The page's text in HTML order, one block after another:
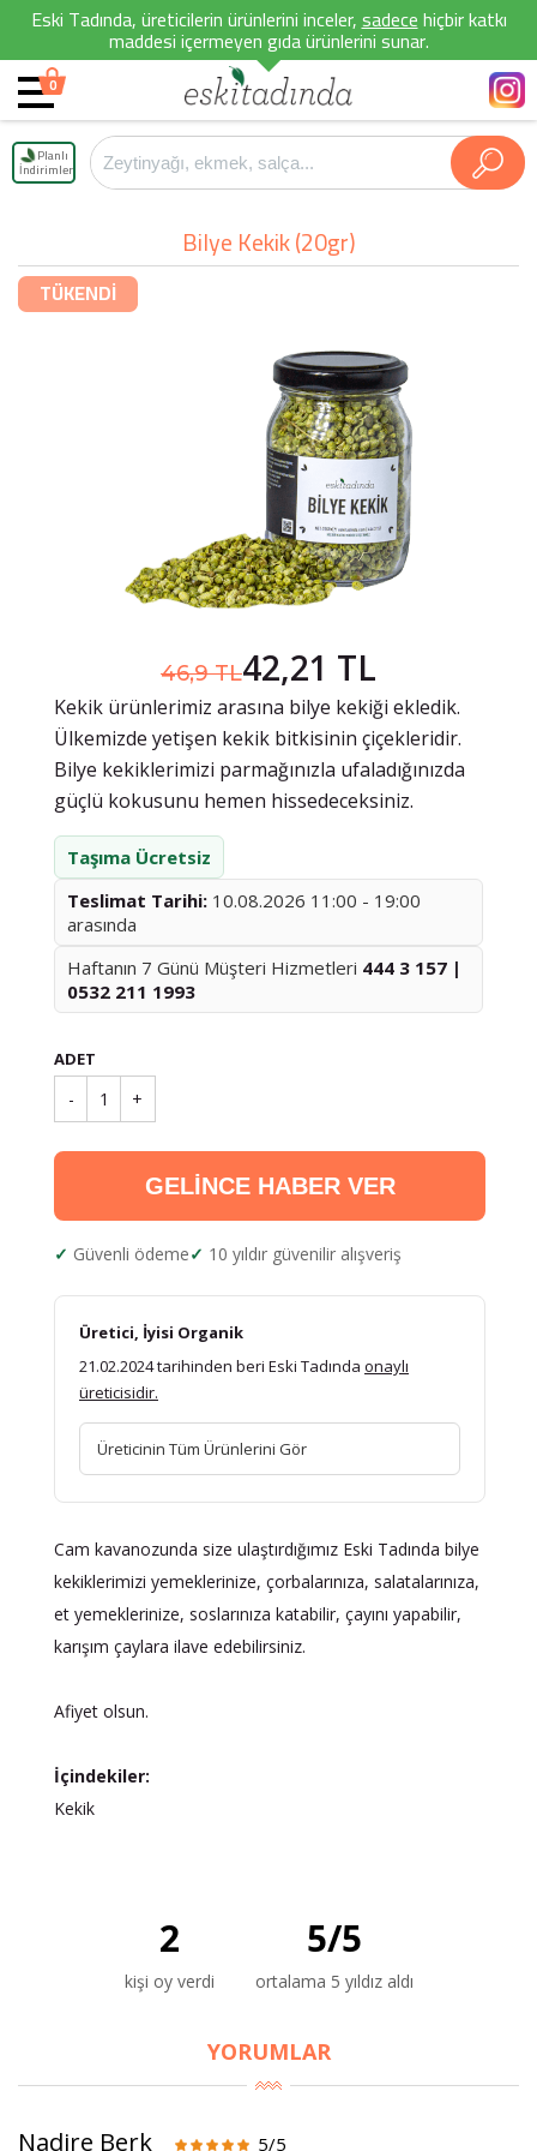
Eski Tadında, üreticilerin ürünlerini inceler,sadecehiçbir katkı
maddesi içermeyen gıda ürünlerini sunar.
0
Planlı
İndirimler
Bilye Kekik (20gr)
TÜKENDİ
46,9 TL42,21 TL
Kekik ürünlerimiz arasına bilye kekiği ekledik.
Ülkemizde yetişen kekik bitkisinin çiçekleridir.
Bilye kekiklerimizi parmağınızla ufaladığınızda
güçlü kokusunu hemen hissedeceksiniz.
Taşıma Ücretsiz
Teslimat Tarihi: 10.08.2026 11:00 - 19:00
arasında
Haftanın 7 Günü Müşteri Hizmetleri 444 3 157 |
0532 211 1993
ADET
- 1 +
GELİNCE HABER VER
Güvenli ödeme 10 yıldır güvenilir alışveriş
Üretici, İyisi Organik
21.02.2024 tarihinden beri Eski Tadında onaylı
üreticisidir.
Üreticinin Tüm Ürünlerini Gör
Cam kavanozunda size ulaştırdığımız Eski Tadında bilye
kekiklerimizi yemeklerinize, çorbalarınıza, salatalarınıza,
et yemeklerinize, soslarınıza katabilir, çayını yapabilir,
karışım çaylara ilave edebilirsiniz.
Afiyet olsun.
İçindekiler:
Kekik
2
kişi oy verdi
5/5
ortalama 5 yıldız aldı
YORUMLAR
Nadire Berk 5/5